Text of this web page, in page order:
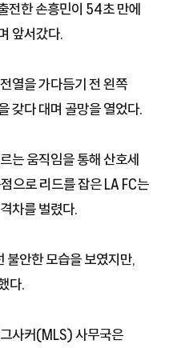
전한 손흥민이 54초 만에
앞서갔다.
열을 가다듬기 전 왼쪽
갖다 대며 골망을 열었다.
는 움직임을 통해 산호세
으로 리드를 잡은 LA FC는
차를 벌렸다.
불안한 모습을 보였지만,
다.
사커(MLS) 사무국은